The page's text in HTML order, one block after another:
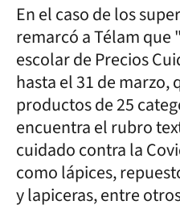
En el caso de los
remarcó a Télam que
escolar de Precios
hasta el 31 de marzo,
productos de 25
encuentra el rubro
cuidado contra la
como lápices,
y lapiceras, entre